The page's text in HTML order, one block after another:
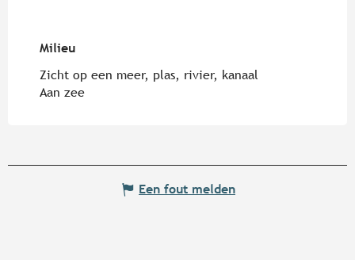
Milieu
Milieu
Zicht op een meer, plas, rivier, kanaal
Aan zee
Een fout melden